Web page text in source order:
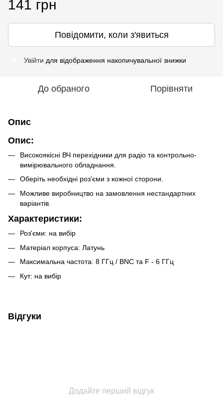
141 грн
Повідомити, коли з'явиться
Увійти для відображення накопичувальної знижки
До обраного Порівняти
Опис
Опис:
Високоякісні ВЧ перехідники для радіо та контрольно-
вимірювального обладнання.
Оберіть необхідні роз'єми з кожної сторони.
Можливе виробництво на замовлення нестандартних
варіантів.
Характеристики:
Роз'єми: на вибір
Матеріал корпуса: Латунь
Максимальна частота: 8 ГГц / BNC та F - 6 ГГц
Кут: на вибір
Відгуки
Додайте перший відгук